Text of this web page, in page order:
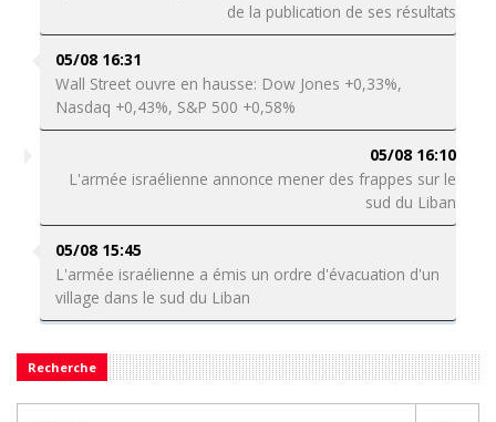
de la publication de ses résultats
05/08 16:31
Wall Street ouvre en hausse: Dow Jones +0,33%,
Nasdaq +0,43%, S&P 500 +0,58%
05/08 16:10
L'armée israélienne annonce mener des frappes sur le
sud du Liban
05/08 15:45
L'armée israélienne a émis un ordre d'évacuation d'un
village dans le sud du Liban
Recherche